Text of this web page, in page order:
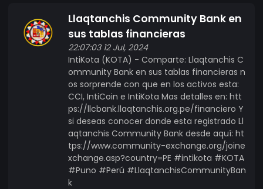
proyecto de Inteligencia Artificial.
Llaqtanchis Community Bank en
sus tablas financieras
22:07:03 12 Jul, 2024
IntiKota (KOTA) - Comparte: Llaqtanchis C
ommunity Bank en sus tablas financieras n
os sorprende con que en los activos esta:
CCI, IntiCoin e IntiKota Mas detalles en: htt
ps://llcbank.llaqtanchis.org.pe/financiero Y
si deseas conocer donde esta registrado Ll
aqtanchis Community Bank desde aquí: ht
tps://www.community-exchange.org/joine
xchange.asp?country=PE #intikota #KOTA
#Puno #Perú #LlaqtanchisCommunityBan
k